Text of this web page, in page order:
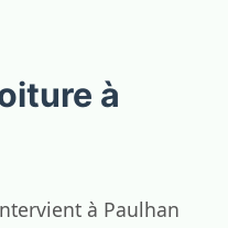
à
à Paulhan